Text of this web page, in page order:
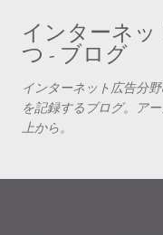
スキップ
インターネ
つ - ブログ
インターネット広告分
を記録するブログ。ア
上から。